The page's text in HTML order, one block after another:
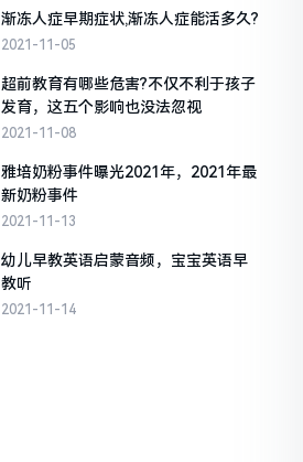
渐冻人症早期症状,渐冻人症能活多久?
2021-11-05
超前教育有哪些危害?不仅不利于孩子
发育，这五个影响也没法忽视
2021-11-08
雅培奶粉事件曝光2021年，2021年最
新奶粉事件
2021-11-13
幼儿早教英语启蒙音频，宝宝英语早
教听
2021-11-14